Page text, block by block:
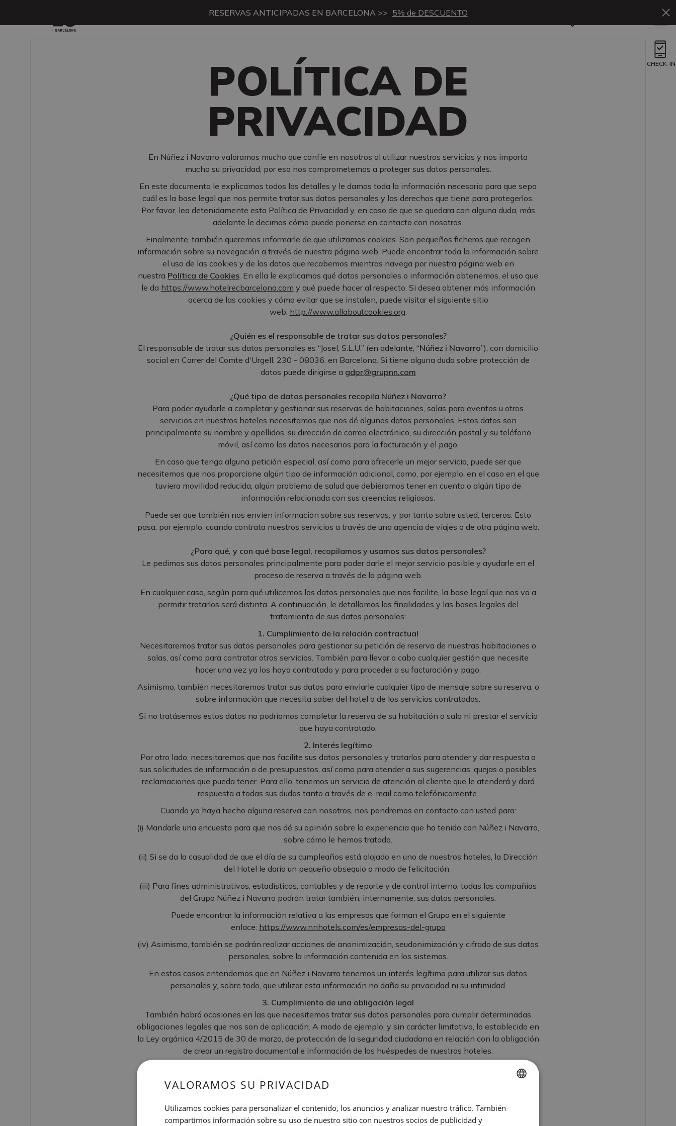
RESERVAS ANTICIPADAS EN BARCELONA >> 5% de DESCUENTO
CHECK-IN
POLÍTICA DE
PRIVACIDAD
En Núñez i Navarro valoramos mucho que confíe en nosotros al utilizar nuestros servicios y nos importa
mucho su privacidad; por eso nos comprometemos a proteger sus datos personales.
En este documento le explicamos todos los detalles y le damos toda la información necesaria para que sepa
cuál es la base legal que nos permite tratar sus datos personales y los derechos que tiene para protegerlos.
Por favor, lea detenidamente esta Política de Privacidad y, en caso de que se quedara con alguna duda, más
adelante le decimos cómo puede ponerse en contacto con nosotros.
Finalmente, también queremos informarle de que utilizamos cookies. Son pequeños ficheros que recogen
información sobre su navegación a través de nuestra página web. Puede encontrar toda la información sobre
el uso de las cookies y de los datos que recabemos mientras navega por nuestra página web en
nuestra Política de Cookies. En ella le explicamos qué datos personales o información obtenemos, el uso que
le da https://www.hotelrecbarcelona.com y qué puede hacer al respecto. Si desea obtener más información
acerca de las cookies y cómo evitar que se instalen, puede visitar el siguiente sitio
web: http://www.allaboutcookies.org.
¿Quién es el responsable de tratar sus datos personales?
El responsable de tratar sus datos personales es “Josel, S.L.U.” (en adelante, “Núñez i Navarro”), con domicilio
social en Carrer del Comte d'Urgell, 230 - 08036, en Barcelona. Si tiene alguna duda sobre protección de
datos puede dirigirse a gdpr@grupnn.com
¿Qué tipo de datos personales recopila Núñez i Navarro?
Para poder ayudarle a completar y gestionar sus reservas de habitaciones, salas para eventos u otros
servicios en nuestros hoteles necesitamos que nos dé algunos datos personales. Estos datos son
principalmente su nombre y apellidos, su dirección de correo electrónico, su dirección postal y su teléfono
móvil, así como los datos necesarios para la facturación y el pago.
En caso que tenga alguna petición especial, así como para ofrecerle un mejor servicio, puede ser que
necesitemos que nos proporcione algún tipo de información adicional, como, por ejemplo, en el caso en el que
tuviera movilidad reducida, algún problema de salud que debiéramos tener en cuenta o algún tipo de
información relacionada con sus creencias religiosas.
Puede ser que también nos envíen información sobre sus reservas, y por tanto sobre usted, terceros. Esto
pasa, por ejemplo, cuando contrata nuestros servicios a través de una agencia de viajes o de otra página web.
¿Para qué, y con qué base legal, recopilamos y usamos sus datos personales?
Le pedimos sus datos personales principalmente para poder darle el mejor servicio posible y ayudarle en el
proceso de reserva a través de la página web.
En cualquier caso, según para qué utilicemos los datos personales que nos facilite, la base legal que nos va a
permitir tratarlos será distinta. A continuación, le detallamos las finalidades y las bases legales del
tratamiento de sus datos personales:
1. Cumplimiento de la relación contractual
Necesitaremos tratar sus datos personales para gestionar su petición de reserva de nuestras habitaciones o
salas, así como para contratar otros servicios. También para llevar a cabo cualquier gestión que necesite
hacer una vez ya los haya contratado y para proceder a su facturación y pago.
Asimismo, también necesitaremos tratar sus datos para enviarle cualquier tipo de mensaje sobre su reserva, o
sobre información que necesita saber del hotel o de los servicios contratados.
Si no tratásemos estos datos no podríamos completar la reserva de su habitación o sala ni prestar el servicio
que haya contratado.
2. Interés legítimo
Por otro lado, necesitaremos que nos facilite sus datos personales y tratarlos para atender y dar respuesta a
sus solicitudes de información o de presupuestos, así como para atender a sus sugerencias, quejas o posibles
reclamaciones que pueda tener. Para ello, tenemos un servicio de atención al cliente que le atenderá y dará
respuesta a todas sus dudas tanto a través de e-mail como telefónicamente.
Cuando ya haya hecho alguna reserva con nosotros, nos pondremos en contacto con usted para:
(i) Mandarle una encuesta para que nos dé su opinión sobre la experiencia que ha tenido con Núñez i Navarro,
sobre cómo le hemos tratado.
(ii) Si se da la casualidad de que el día de su cumpleaños está alojado en uno de nuestros hoteles, la Dirección
del Hotel le daría un pequeño obsequio a modo de felicitación.
(iii) Para fines administrativos, estadísticos, contables y de reporte y de control interno, todas las compañías
del Grupo Núñez i Navarro podrán tratar también, internamente, sus datos personales.
Puede encontrar la información relativa a las empresas que forman el Grupo en el siguiente
enlace: https://www.nnhotels.com/es/empresas-del-grupo
(iv) Asimismo, también se podrán realizar acciones de anonimización, seudonimización y cifrado de sus datos
personales, sobre la información contenida en los sistemas.
En estos casos entendemos que en Núñez i Navarro tenemos un interés legítimo para utilizar sus datos
personales y, sobre todo, que utilizar esta información no daña su privacidad ni su intimidad.
3. Cumplimiento de una obligación legal
También habrá ocasiones en las que necesitemos tratar sus datos personales para cumplir determinadas
obligaciones legales que nos son de aplicación. A modo de ejemplo, y sin carácter limitativo, lo establecido en
la Ley orgánica 4/2015 de 30 de marzo, de protección de la seguridad ciudadana en relación con la obligación
de crear un registro documental e información de los huéspedes de nuestros hoteles.
Lo anterior es especialmente importante cuando las Fuerzas y Cuerpos de Seguridad del Estado o los
Juzgados y Tribunales nos exigen que le proporcionemos sus datos. Con este fin, es posible que los datos
personales que tratamos incluyan su nombre, dirección, correo electrónico, dirección IP y datos de pago.
4. Consentimiento
Habrá algunas cuestiones que no sean necesarias para cumplir el contrato o la reserva que ha formalizado
VALORAMOS SU PRIVACIDAD
Utilizamos cookies para personalizar el contenido, los anuncios y analizar nuestro tráfico. También
compartimos información sobre su uso de nuestro sitio con nuestros socios de publicidad y